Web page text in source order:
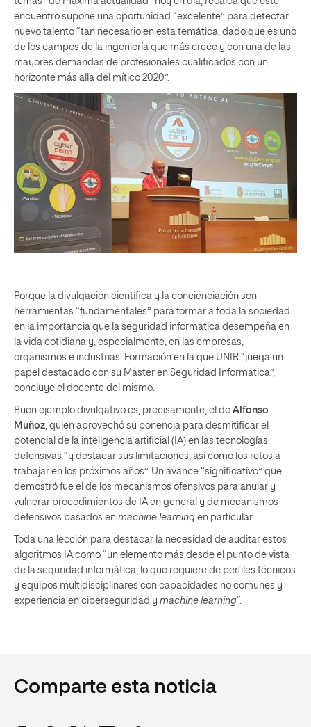
encuentro supone una oportunidad “excelente” para detectar
nuevo talento “tan necesario en esta temática, dado que es uno
de los campos de la ingeniería que más crece y con una de las
mayores demandas de profesionales cualificados con un
horizonte más allá del mítico 2020”.
Porque la divulgación científica y la concienciación son
herramientas “fundamentales” para formar a toda la sociedad
en la importancia que la seguridad informática desempeña en
la vida cotidiana y, especialmente, en las empresas,
organismos e industrias. Formación en la que UNIR “juega un
papel destacado con su Máster en Seguridad Informática”,
concluye el docente del mismo.
Buen ejemplo divulgativo es, precisamente, el de Alfonso
Muñoz, quien aprovechó su ponencia para desmitificar el
potencial de la inteligencia artificial (IA) en las tecnologías
defensivas “y destacar sus limitaciones, así como los retos a
trabajar en los próximos años”. Un avance “significativo” que
demostró fue el de los mecanismos ofensivos para anular y
vulnerar procedimientos de IA en general y de mecanismos
defensivos basados en machine learning en particular.
Toda una lección para destacar la necesidad de auditar estos
algoritmos IA como “un elemento más desde el punto de vista
de la seguridad informática, lo que requiere de perfiles técnicos
y equipos multidisciplinares con capacidades no comunes y
experiencia en ciberseguridad y machine learning“.
Comparte esta noticia